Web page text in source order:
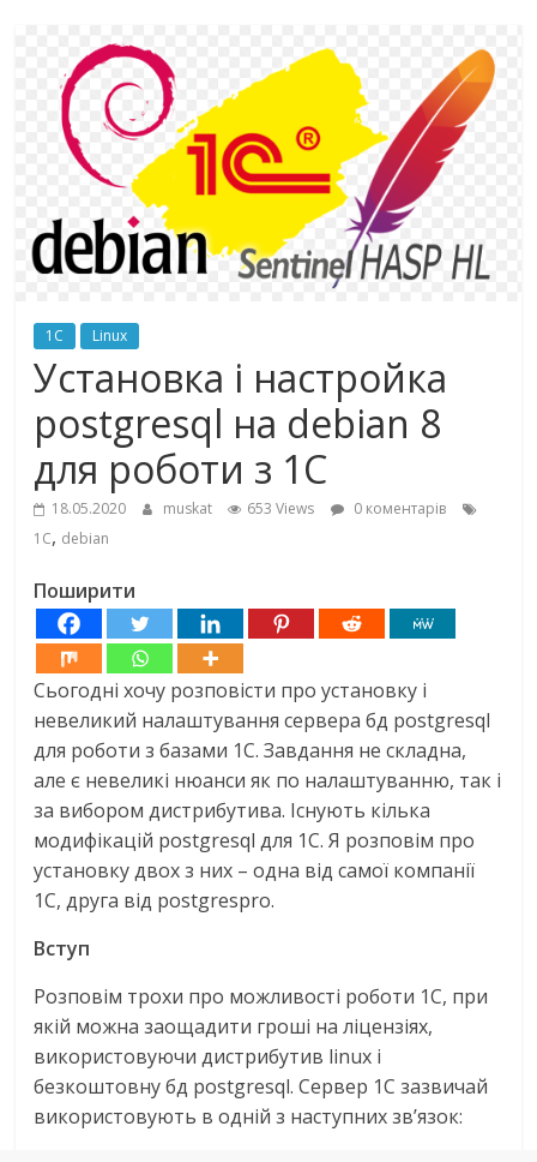
1C Linux
Установка і настройка
postgresql на debian 8
для роботи з 1С
18.05.2020 muskat 653 Views
0 коментарів
1С, debian
Поширити
Сьогодні хочу розповісти про установку і
невеликий налаштування сервера бд postgresql
для роботи з базами 1С. Завдання не складна,
але є невеликі нюанси як по налаштуванню, так і
за вибором дистрибутива. Існують кілька
модифікацій postgresql для 1С. Я розповім про
установку двох з них – одна від самої компанії
1С, друга від postgrespro.
Вступ
Розповім трохи про можливості роботи 1С, при
якій можна заощадити гроші на ліцензіях,
використовуючи дистрибутив linux і
безкоштовну бд postgresql. Сервер 1С зазвичай
використовують в одній з наступних зв’язок: